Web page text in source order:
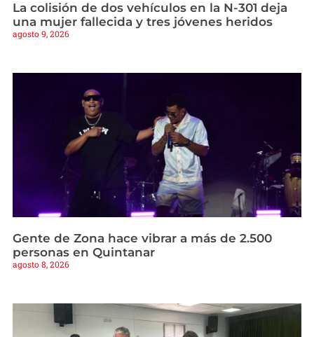
La colisión de dos vehículos en la N-301 deja
una mujer fallecida y tres jóvenes heridos
agosto 9, 2026
Gente de Zona hace vibrar a más de 2.500
personas en Quintanar
agosto 8, 2026